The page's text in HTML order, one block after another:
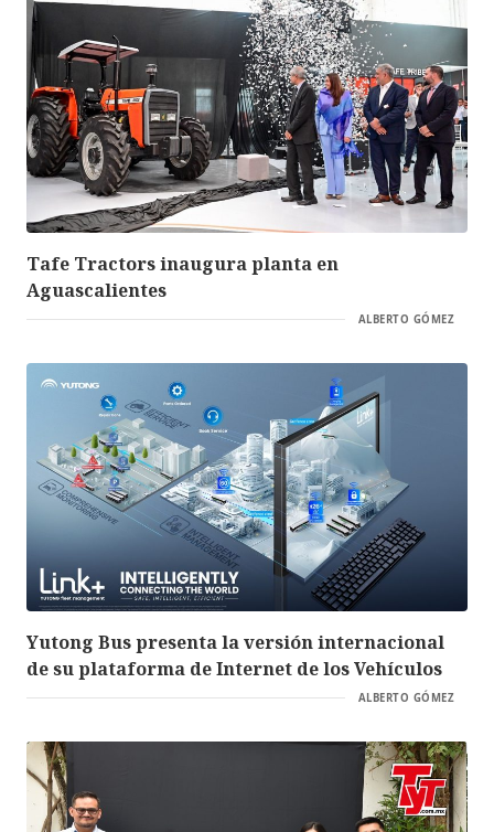
Tafe Tractors inaugura planta en
Aguascalientes
ALBERTO GÓMEZ
Yutong Bus presenta la versión internacional
de su plataforma de Internet de los Vehículos
ALBERTO GÓMEZ